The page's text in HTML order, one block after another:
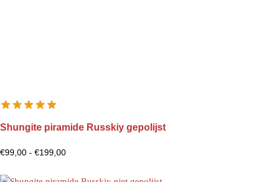
Shungite piramide Russkiy gepolijst
€99,00 - €199,00